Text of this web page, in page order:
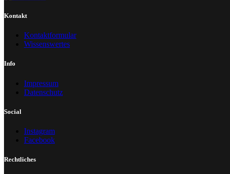
Kontakt
Kontaktformular
Wissenswertes
Info
Impressum
Datenschutz
Social
Instagram
Facebook
Rechtliches